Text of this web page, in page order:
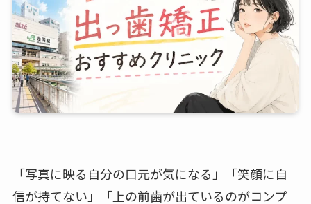
「写真に映る自分の口元が気になる」「笑顔に自
信が持てない」「上の前歯が出ているのがコンプ